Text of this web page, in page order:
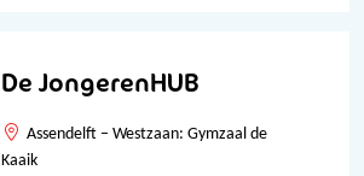
De JongerenHUB
Assendelft – Westzaan: Gymzaal de
Kaaik